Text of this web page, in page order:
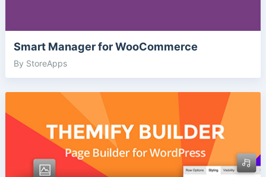
Smart Manager for WooCommerce
By StoreApps